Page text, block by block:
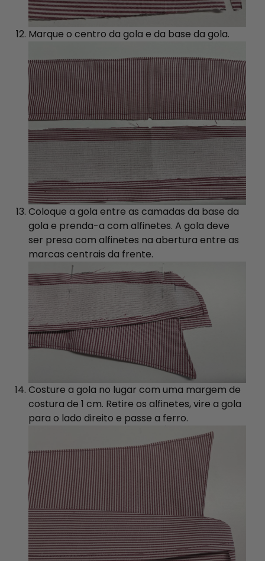
Marque o centro da gola e da base da gola.
Coloque a gola entre as camadas da base da
gola e prenda-a com alfinetes. A gola deve
ser presa com alfinetes na abertura entre as
marcas centrais da frente.
Costure a gola no lugar com uma margem de
costura de 1 cm. Retire os alfinetes, vire a gola
para o lado direito e passe a ferro.